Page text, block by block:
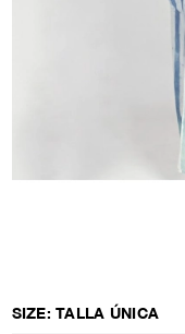
SIZE: TALLA ÚNICA